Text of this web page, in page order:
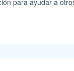
para ayudar a